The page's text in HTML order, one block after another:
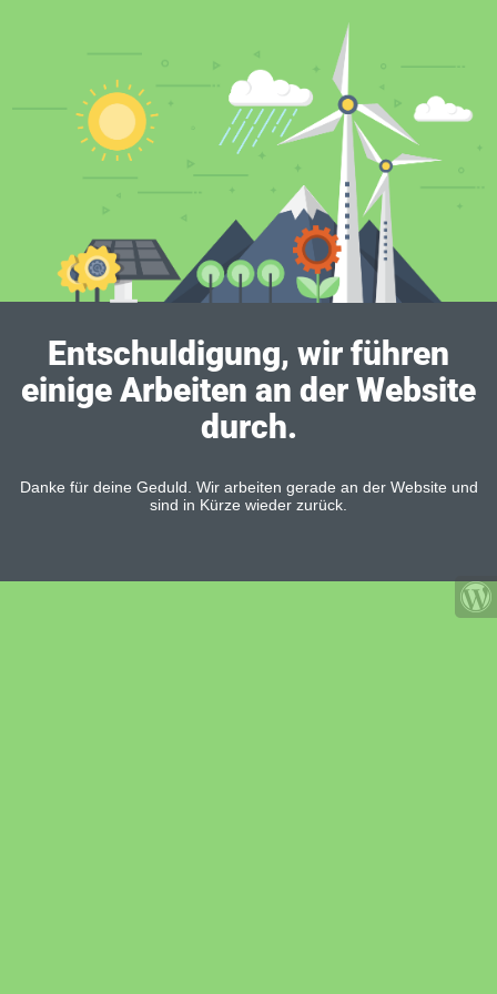
Entschuldigung, wir führen
einige Arbeiten an der Website
durch.
Danke für deine Geduld. Wir arbeiten gerade an der Website und
sind in Kürze wieder zurück.